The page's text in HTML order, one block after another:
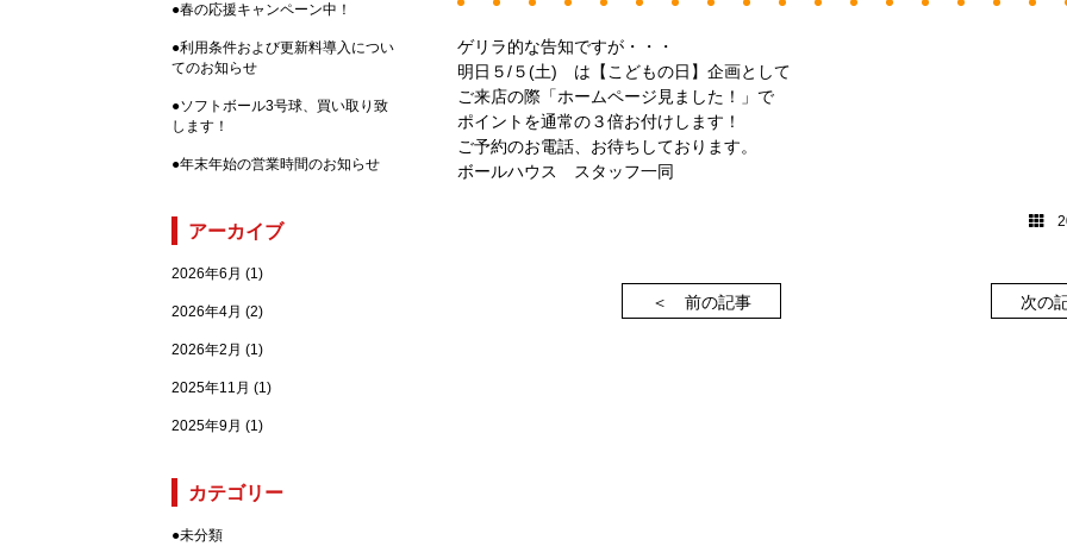
●春の応援キャンペーン中！
●利用条件および更新料導入につい
てのお知らせ
●ソフトボール3号球、買い取り致
します！
●年末年始の営業時間のお知らせ
アーカイブ
2026年6月 (1)
2026年4月 (2)
2026年2月 (1)
2025年11月 (1)
2025年9月 (1)
カテゴリー
●未分類
ゲリラ的な告知ですが・・・
明日５/５(土) は【こどもの日】企画として
ご来店の際「ホームページ見ました！」で
ポイントを通常の３倍お付けします！
ご予約のお電話、お待ちしております。
ボールハウス スタッフ一同
＜ 前の記事 次の